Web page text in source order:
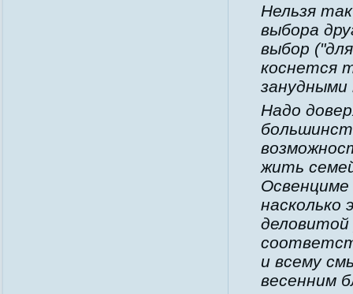
Нельзя
выбора
выбор
коснется
Надо
жить
насколько
деловитой
и всему
весенним